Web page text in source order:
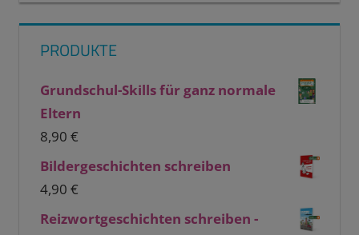
PRODUKTE
Grundschul-Skills für ganz normale
Eltern
8,90 €
Bildergeschichten schreiben
4,90 €
Reizwortgeschichten schreiben -